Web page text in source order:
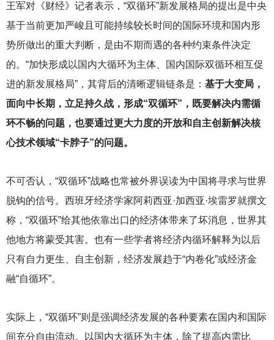
王军对《财经》记者表示，“双循环”新发展格局的提出是中央
基于当前更加严峻且可能持续较长时间的国际环境和国内形
势所做出的重大判断，是由不期而遇的各种约束条件决定
的。“加快形成以国内大循环为主体、国内国际双循环相互促
进的新发展格局”，其背后的清晰逻辑链条是： 基于大变局，
面向中长期，立足持久战，形成“双循环”，既要解决内需循
环不畅的问题，也要通过更大力度的开放和自主创新解决核
心技术领域“卡脖子”的问题。
不可否认，“双循环”战略也常被外界误读为中国将寻求与世界
脱钩的信号。西班牙经济学家阿莉西亚·加西亚·埃雷罗就撰文
称，“双循环”给其他依靠出口的经济体带来了坏消息，世界其
他地方将蒙受其害。也有一些学者将经济内循环解释为以后
只有自力更生、自主创新，经济发展趋于“内卷化”或经济金
融“自循环”。
实际上，“双循环”则是强调经济发展的各种要素在国内和国际
间充分自由流动。以国内大循环为主体，除了提高内需比